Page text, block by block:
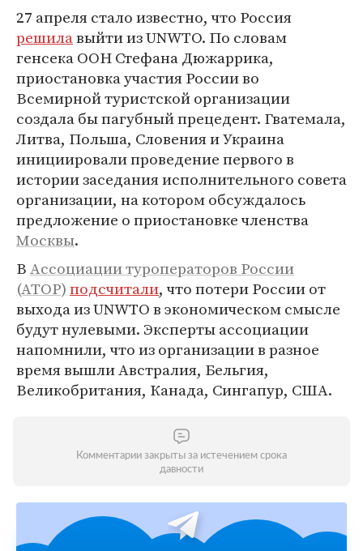
27 апреля стало известно, что Россия
решилавыйти из UNWTO. По словам
генсека ООН Стефана Дюжаррика,
приостановка участия России во
Всемирной туристской организации
создала бы пагубный прецедент. Гватемала,
Литва, Польша, Словения и Украина
инициировали проведение первого в
истории заседания исполнительного совета
организации, на котором обсуждалось
предложение о приостановке членства
Москвы.
ВАссоциации туроператоров России
(АТОР)подсчитали, что потери России от
выхода из UNWTO в экономическом смысле
будут нулевыми. Эксперты ассоциации
напомнили, что из организации в разное
время вышли Австралия, Бельгия,
Великобритания, Канада, Сингапур, США.
Комментарии закрыты за истечением срока
давности